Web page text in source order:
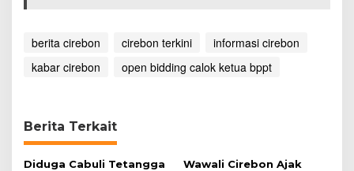
berita cirebon cirebon terkini
informasi cirebon
kabar cirebon
open bidding calok ketua bppt
Berita Terkait
Diduga Cabuli Tetangga
Wawali Cirebon Ajak